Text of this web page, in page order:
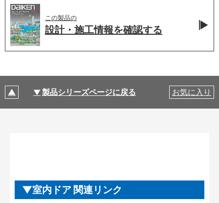
この製品の
設計・施工情報を確認する
製品シリーズページに戻る お気に入り
室内ドア 関連リンク